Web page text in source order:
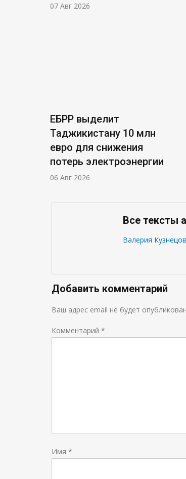
07 Авг 2026
ЕБРР выделит
Таджикистану 10 млн
евро для снижения
потерь электроэнергии
06 Авг 2026
Все тексты
Валерия
Добавить комментарий
Ваш адрес email не будет
Комментарий *
Имя *